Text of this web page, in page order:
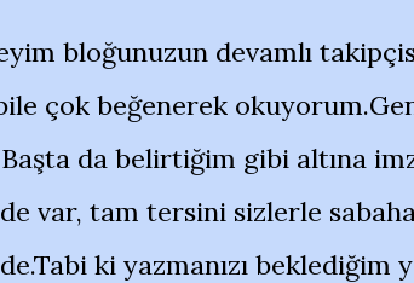
bloğunuzun devamlı
çok beğenerek
da belirtiğim gibi altına
var, tam tersini sizlerle sabaha
ki yazmanızı beklediğim